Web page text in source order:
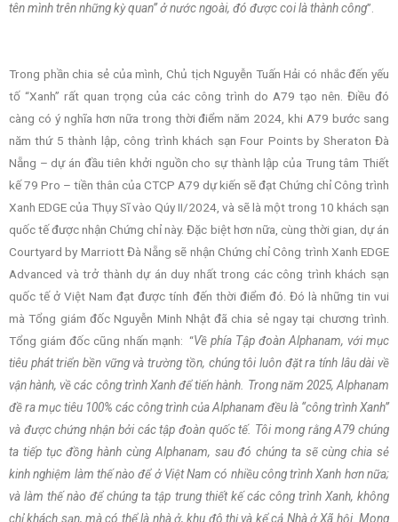
tên mình trên những kỳ quan” ở nước ngoài, đó được coi là thành công”.
Trong phần chia sẻ của mình, Chủ tịch Nguyễn Tuấn Hải có nhắc đến yếu
tố “Xanh” rất quan trọng của các công trình do A79 tạo nên. Điều đó
càng có ý nghĩa hơn nữa trong thời điểm năm 2024, khi A79 bước sang
năm thứ 5 thành lập, công trình khách sạn Four Points by Sheraton Đà
Nẵng – dự án đầu tiên khởi nguồn cho sự thành lập của Trung tâm Thiết
kế 79 Pro – tiền thân của CTCP A79 dự kiến sẽ đạt Chứng chỉ Công trình
Xanh EDGE của Thụy Sĩ vào Qúy II/2024, và sẽ là một trong 10 khách sạn
quốc tế được nhận Chứng chỉ này. Đặc biệt hơn nữa, cùng thời gian, dự án
Courtyard by Marriott Đà Nẵng sẽ nhận Chứng chỉ Công trình Xanh EDGE
Advanced và trở thành dự án duy nhất trong các công trình khách sạn
quốc tế ở Việt Nam đạt được tính đến thời điểm đó. Đó là những tin vui
mà Tổng giám đốc Nguyễn Minh Nhật đã chia sẻ ngay tại chương trình.
Tổng giám đốc cũng nhấn mạnh: “Về phía Tập đoàn Alphanam, với mục
tiêu phát triển bền vững và trường tồn, chúng tôi luôn đặt ra tính lâu dài về
vận hành, về các công trình Xanh để tiến hành. Trong năm 2025, Alphanam
đề ra mục tiêu 100% các công trình của Alphanam đều là “công trình Xanh”
và được chứng nhận bởi các tập đoàn quốc tế. Tôi mong rằng A79 chúng
ta tiếp tục đồng hành cùng Alphanam, sau đó chúng ta sẽ cùng chia sẻ
kinh nghiệm làm thế nào để ở Việt Nam có nhiều công trình Xanh hơn nữa;
và làm thế nào để chúng ta tập trung thiết kế các công trình Xanh, không
chỉ khách sạn, mà có thể là nhà ở, khu đô thị và kể cả Nhà ở Xã hội. Mong